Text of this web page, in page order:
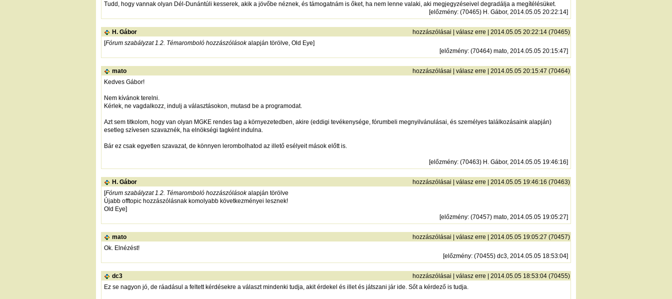
Tudd, hogy vannak olyan Dél-Dunántúli kesserek, akik a jövőbe néznek, és támogatnám is őket, ha nem lenne valaki, aki megjegyzéseivel degradálja a megítélésüket.
[előzmény: (70465) H. Gábor, 2014.05.05 20:22:14]
H. Gábor hozzászólásai válasz erre | 2014.05.05 20:22:14 (70465)
[Fórum szabályzat 1.2. Témaromboló hozzászólásokalapján törölve, Old Eye]
[előzmény: (70464) mato, 2014.05.05 20:15:47]
mato hozzászólásai válasz erre | 2014.05.05 20:15:47 (70464)
Kedves Gábor!
Nem kívánok terelni.
Kérlek, ne vagdalkozz, indulj a választásokon, mutasd be a programodat.
Azt sem titkolom, hogy van olyan MGKE rendes tag a környezetedben, akire (eddigi tevékenysége, fórumbeli megnyilvánulásai, és személyes találkozásaink alapján)
esetleg szívesen szavaznék, ha elnökségi tagként indulna.
Bár ez csak egyetlen szavazat, de könnyen lerombolhatod az illető esélyeit mások előtt is.
[előzmény: (70463) H. Gábor, 2014.05.05 19:46:16]
H. Gábor hozzászólásai válasz erre | 2014.05.05 19:46:16 (70463)
[Fórum szabályzat 1.2. Témaromboló hozzászólásokalapján törölve
Újabb offtopic hozzászólásnak komolyabb következményei lesznek!
Old Eye]
[előzmény: (70457) mato, 2014.05.05 19:05:27]
mato hozzászólásai válasz erre | 2014.05.05 19:05:27 (70457)
Ok. Elnézést!
[előzmény: (70455) dc3, 2014.05.05 18:53:04]
dc3 hozzászólásai válasz erre | 2014.05.05 18:53:04 (70455)
Ez se nagyon jó, de ráadásul a feltett kérdésekre a választ mindenki tudja, akit érdekel és illet és játszani jár ide. Sőt a kérdező is tudja.